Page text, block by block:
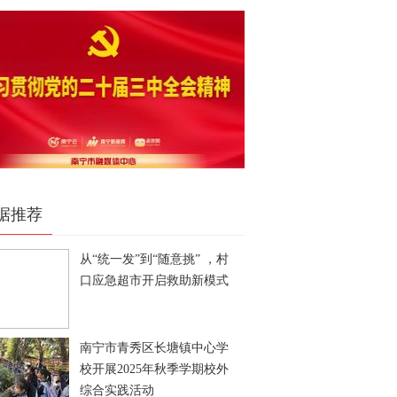
推荐
从“统一发”到“随意挑” ，村
口应急超市开启救助新模式
南宁市青秀区长塘镇中心学
校开展2025年秋季学期校外
综合实践活动